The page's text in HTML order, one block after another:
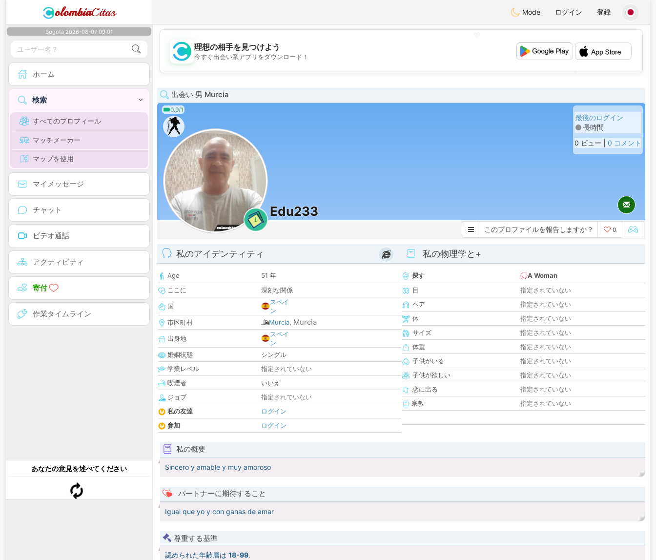
olombiaCitas Mode ログイン 登録
Bogota 2026-08-07 09:01
ホーム
検索
すべてのプロフィール
マッチメーカー
マップを使用
マイメッセージ
チャット
ビデオ通話
アクティビティ
寄付
作業タイムライン
あなたの意見を述べてください
💖
💕
理想の相手を見つけよう
今すぐ出会い系アプリをダウンロード！
出会い 男 Murcia
0.9/1
1
Edu233
最後のログイン
長時間
0 ビュー | 0 コメント
このプロファイルを報告しますか？ 0
私のアイデンティティ
Age
51 年
ここに
深刻な関係
国
スペイ
ン
市区町村
Murcia, Murcia
出身地
スペイ
ン
婚姻状態
シングル
学業レベル
指定されていない
喫煙者
いいえ
ジョブ
指定されていない
私の友達
ログイン
参加
ログイン
私の物理学と+
探す
A Woman
目
指定されていない
ヘア
指定されていない
体
指定されていない
サイズ
指定されていない
体重
指定されていない
子供がいる
指定されていない
子供が欲しい
指定されていない
恋に出る
指定されていない
宗教
指定されていない
私の概要
Sincero y amable y muy amoroso
パートナーに期待すること
Igual que yo y con ganas de amar
尊重する基準
認められた年齢層は 18-99.